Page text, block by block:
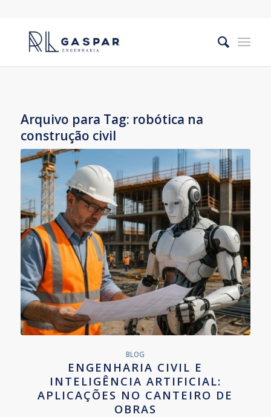
Arquivo para Tag: robótica na
construção civil
BLOG
ENGENHARIA CIVIL E
INTELIGÊNCIA ARTIFICIAL:
APLICAÇÕES NO CANTEIRO DE
OBRAS